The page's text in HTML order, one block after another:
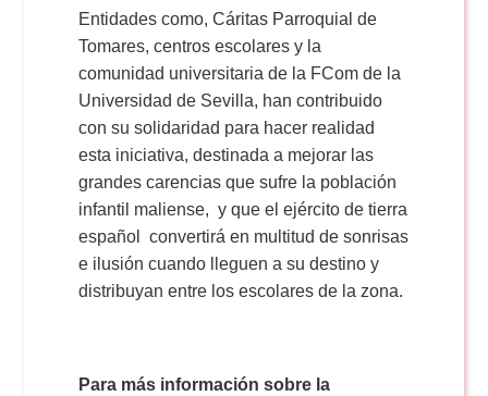
Entidades como, Cáritas Parroquial de
Tomares, centros escolares y la
comunidad universitaria de la FCom de la
Universidad de Sevilla, han contribuido
con su solidaridad para hacer realidad
esta iniciativa, destinada a mejorar las
grandes carencias que sufre la población
infantil maliense, y que el ejército de tierra
español convertirá en multitud de sonrisas
e ilusión cuando lleguen a su destino y
distribuyan entre los escolares de la zona.
Para más información sobre la